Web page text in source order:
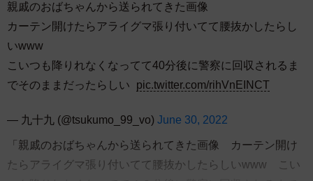
親戚のおばちゃんから送られてきた画像
カーテン開けたらアライグマ張り付いてて腰抜かしたらし
いwww
こいつも降りれなくなってて40分後に警察に回収されるま
でそのままだったらしい
pic.twitter.com/rihVnEINCT
— 九十九 (@tsukumo_99_vo) June 30, 2022
「親戚のおばちゃんから送られてきた画像 カーテン開け
たらアライグマ張り付いてて腰抜かしたらしいwww こい